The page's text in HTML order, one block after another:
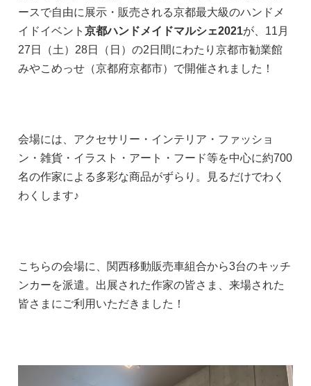
ースで自由に展示・販売される京都最大級のハンドメ
イドイベント京都ハンドメイドマルシェ2021が、11月
27日（土）28日（日）の2日間にわたり京都市勧業館
みやこめっせ（京都府京都市）で開催されました！
会場には、アクセサリー・インテリア・ファッショ
ン・雑貨・イラスト・アート・フード等を中心に約700
名の作家による多彩な商品がずらり。見るだけでわく
わくします♪
こちらの会場に、関西移動販売車組合から3台のキッチ
ンカーを派遣。出展された作家の皆さま、来場された
皆さまにご利用いただきました！